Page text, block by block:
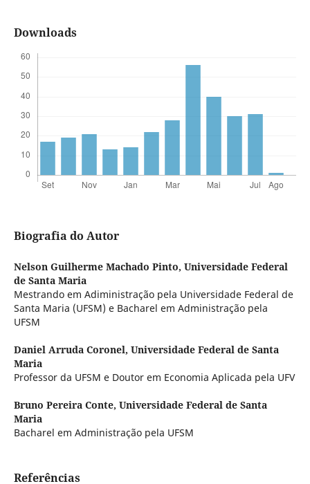
Downloads
Biografia do Autor
Nelson Guilherme Machado Pinto, Universidade Federal
de Santa Maria
Mestrando em Adiministração pela Universidade Federal de
Santa Maria (UFSM) e Bacharel em Administração pela
UFSM
Daniel Arruda Coronel, Universidade Federal de Santa
Maria
Professor da UFSM e Doutor em Economia Aplicada pela UFV
Bruno Pereira Conte, Universidade Federal de Santa
Maria
Bacharel em Administração pela UFSM
Referências